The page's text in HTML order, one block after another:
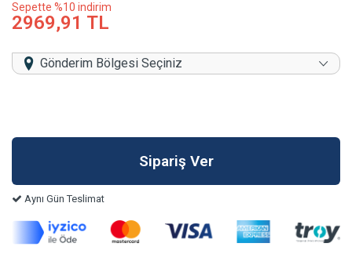
Sepette %10 indirim
2969,91 TL
Gönderim Bölgesi Seçiniz
Aynı Gün Teslimat